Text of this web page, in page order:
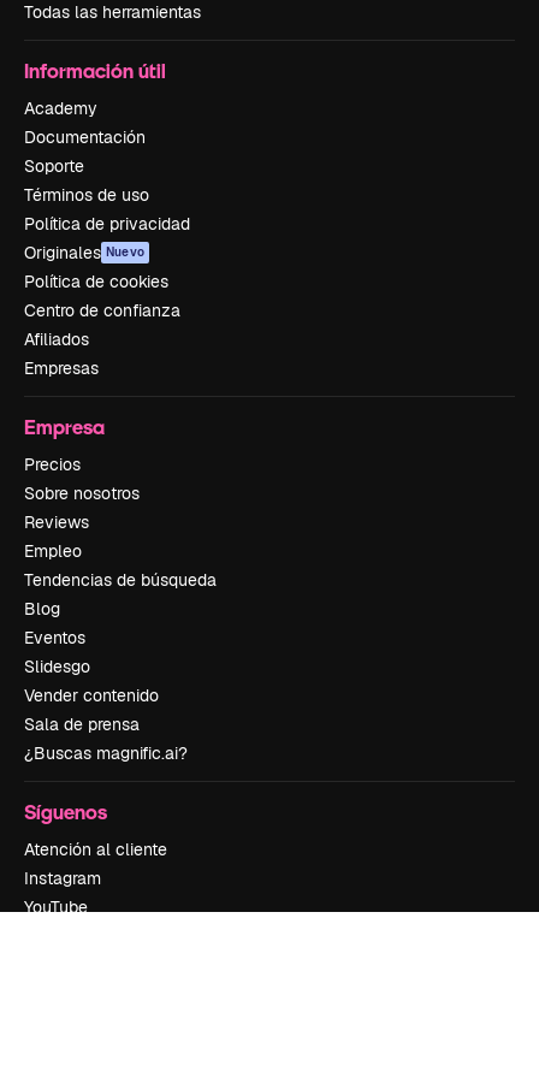
Todas las herramientas
Información útil
Academy
Documentación
Soporte
Términos de uso
Política de privacidad
Originales Nuevo
Política de cookies
Centro de confianza
Afiliados
Empresas
Empresa
Precios
Sobre nosotros
Reviews
Empleo
Tendencias de búsqueda
Blog
Eventos
Slidesgo
Vender contenido
Sala de prensa
¿Buscas magnific.ai?
Síguenos
Atención al cliente
Instagram
YouTube